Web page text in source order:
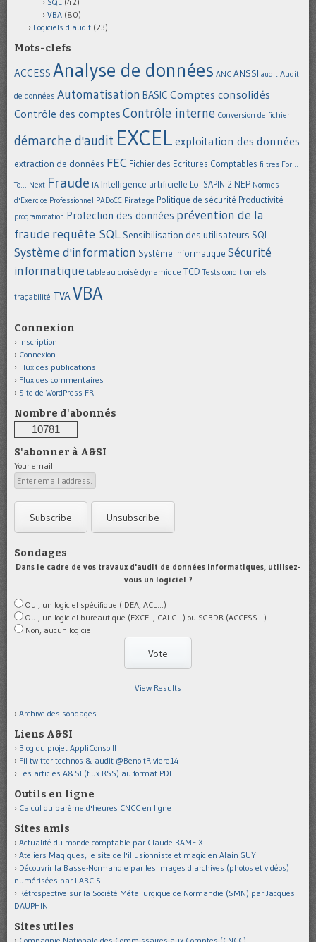
VBA (80)
Logiciels d'audit (23)
Mots-clefs
ACCESS Analyse de données ANC ANSSI audit Audit
de données Automatisation BASIC Comptes consolidés
Contrôle des comptes Contrôle interne Conversion de fichier
démarche d'audit EXCEL exploitation des données
extraction de données FEC Fichier des Ecritures Comptables filtres For...
To... Next Fraude IA Intelligence artificielle Loi SAPIN 2 NEP Normes
d'Exercice Professionnel PADoCC Piratage Politique de sécurité Productivité
programmation Protection des données prévention de la
fraude requête SQL Sensibilisation des utilisateurs SQL
Système d'information Système informatique Sécurité
informatique tableau croisé dynamique TCD Tests conditionnels
traçabilité TVA VBA
Connexion
Inscription
Connexion
Flux des publications
Flux des commentaires
Site de WordPress-FR
Nombre d'abonnés
10781
S'abonner à A&SI
Your email:
Sondages
Dans le cadre de vos travaux d'audit de données informatiques, utilisez-
vous un logiciel ?
Oui, un logiciel spécifique (IDEA, ACL...)
Oui, un logiciel bureautique (EXCEL, CALC...) ou SGBDR (ACCESS...)
Non, aucun logiciel
View Results
Archive des sondages
Liens A&SI
Blog du projet AppliConso II
Fil twitter technos & audit @BenoitRiviere14
Les articles A&SI (flux RSS) au format PDF
Outils en ligne
Calcul du barème d'heures CNCC en ligne
Sites amis
Actualité du monde comptable par Claude RAMEIX
Ateliers Magiques, le site de l'illusionniste et magicien Alain GUY
Découvrir la Basse-Normandie par les images d'archives (photos et vidéos)
numérisées par l'ARCIS
Rétrospective sur la Société Métallurgique de Normandie (SMN) par Jacques
DAUPHIN
Sites utiles